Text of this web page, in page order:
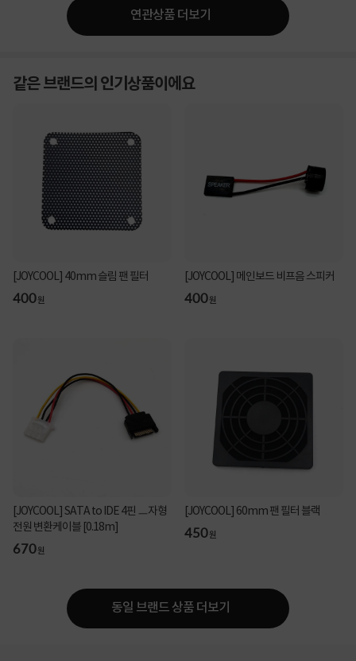
연관상품 더보기
같은 브랜드의 인기상품이에요
[JOYCOOL] 40mm 슬림 팬 필터
400원
[JOYCOOL] 메인보드 비프음 스피커
400원
[JOYCOOL] SATA to IDE 4핀 ㅡ자형
전원 변환케이블 [0.18m]
670원
[JOYCOOL] 60mm 팬 필터 블랙
450원
동일 브랜드 상품 더보기